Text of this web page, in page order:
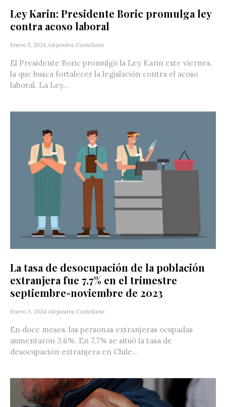
Ley Karin: Presidente Boric promulga ley
contra acoso laboral
Enero 5, 2024 Alejandra Castellano
El Presidente Boric promulgó la Ley Karin este viernes,
la que busca fortalecer la legislación contra el acoso
laboral. La Ley...
La tasa de desocupación de la población
extranjera fue 7,7% en el trimestre
septiembre-noviembre de 2023
Enero 3, 2024 Alejandra Castellano
En doce meses, las personas extranjeras ocupadas
aumentaron 3,6%. En 7,7% se situó la tasa de
desocupación extranjera en Chile...